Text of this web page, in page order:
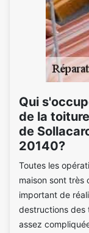
Qui
de la
de
20140?
Toutes les
maison sont très
important de
destructions des
assez